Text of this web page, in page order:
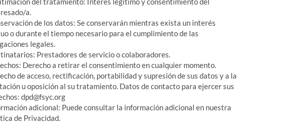
a.
de los datos: Se conservarán mientras exista un interés
o durante el tiempo necesario para el cumplimiento de las
legales.
Prestadores de servicio o colaboradores.
Derecho a retirar el consentimiento en cualquier momento.
de acceso, rectificación, portabilidad y supresión de sus datos y a la
u oposición al su tratamiento. Datos de contacto para ejercer sus
dpd@fsyc.org
adicional: Puede consultar la información adicional en nuestra
de Privacidad.